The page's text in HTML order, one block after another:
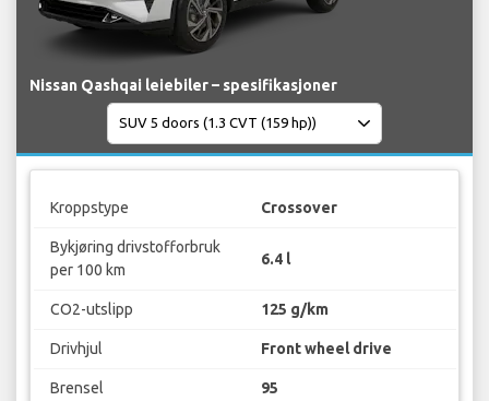
Nissan Qashqai leiebiler – spesifikasjoner
Kroppstype Crossover
Bykjøring drivstofforbruk
per 100 km
6.4 l
CO2-utslipp 125 g/km
Drivhjul Front wheel drive
Brensel 95